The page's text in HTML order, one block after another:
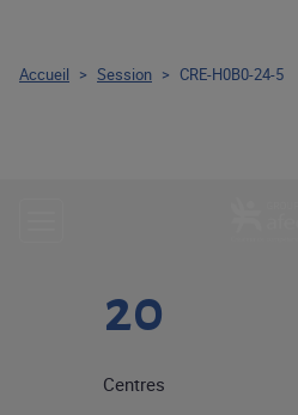
20
Centres
Accueil > Session > CRE-H0B0-24-5